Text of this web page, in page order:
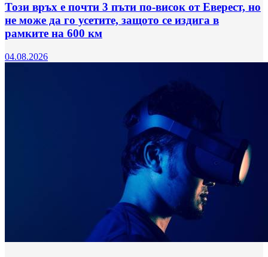
Този връх е почти 3 пъти по-висок от Еверест, но
не може да го усетите, защото се издига в
рамките на 600 км
04.08.2026